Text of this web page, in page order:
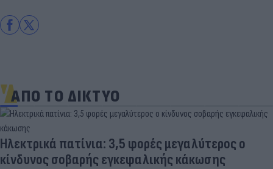
ΑΠΟ ΤΟ ΔΙΚΤΥΟ
Ηλεκτρικά πατίνια: 3,5 φορές μεγαλύτερος ο
κίνδυνος σοβαρής εγκεφαλικής κάκωσης